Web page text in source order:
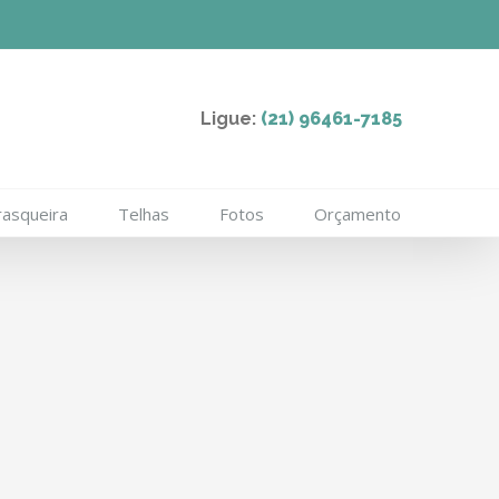
Ligue: (21) 96461-7185
Telhas Fotos Orçamento